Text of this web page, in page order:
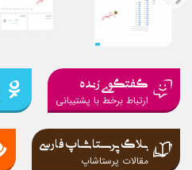
گفتگوی زنده
ارتباط برخط با پشتیبانی
بلاگ پرستاشاپ فارسی
مقالات پرستاشاپ